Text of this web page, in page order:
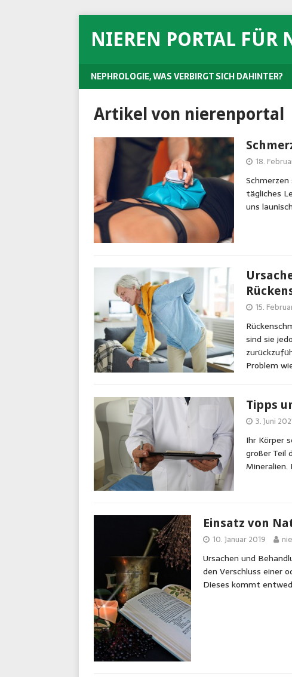
NIEREN PORTAL FÜR
NEPHROLOGIE, WAS VERBIRGT SICH DAHINTER?
Artikel von nierenportal
18.
tägliches
uns
15.
sind sie
Problem
Tipps
3. Juni
Ihr Körper
großer Teil
Mineralien.
Einsatz von
10. Januar 2019
Ursachen und
den Verschluss einer
Dieses kommt